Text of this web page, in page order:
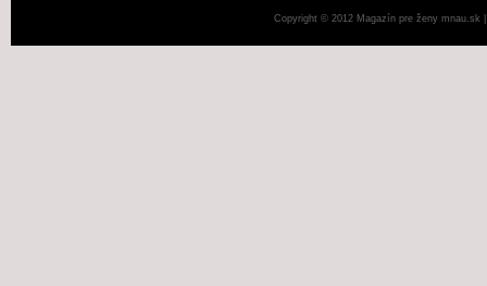
Copyright © 2012 Magazín pre ženy mnau.sk